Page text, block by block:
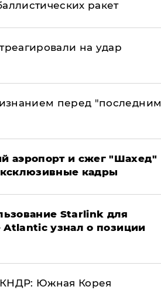
ракет
на удар
перед "последним
аэропорт и сжег "Шахед"
кадры
Starlink для
Atlantic узнал о позиции
КНДР: Южная Корея